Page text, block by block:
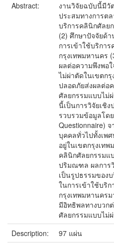
Abstract:
งานวิจัยฉบับนี้มีวั
ประสมทางการต
บริการคลินิกศัลย
(2) ศึกษาปัจจัยด้
การเข้าใช้บริกา
กรุงเทพมหานคร
ผลต่อความพึงพอ
ไม่ผ่าตัดในเขตก
ปลอดภัยส่งผลต่อ
ศัลยกรรมแบบไม่
นี้เป็นการวิจัยเชิง
รวบรวมข้อมูลโด
Questionnaire)
บุคคลทั่วไปทั้งเพ
อยู่ในเขตกรุงเท
คลินิกศัลยกรรมแ
ปริมณฑล ผลการ
เป็นรูปธรรมของ
ในการเข้าใช้บริ
กรุงเทพมหานคร
มีอิทธิพลทางบวก
ศัลยกรรมแบบไม่
Description:
97 แผ่น